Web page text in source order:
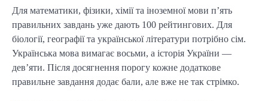
Для математики, фізики, хімії та іноземної мови п’ять
правильних завдань уже дають 100 рейтингових. Для
біології, географії та української літератури потрібно сім.
Українська мова вимагає восьми, а історія України —
дев’яти. Після досягнення порогу кожне додаткове
правильне завдання додає бали, але вже не так стрімко.